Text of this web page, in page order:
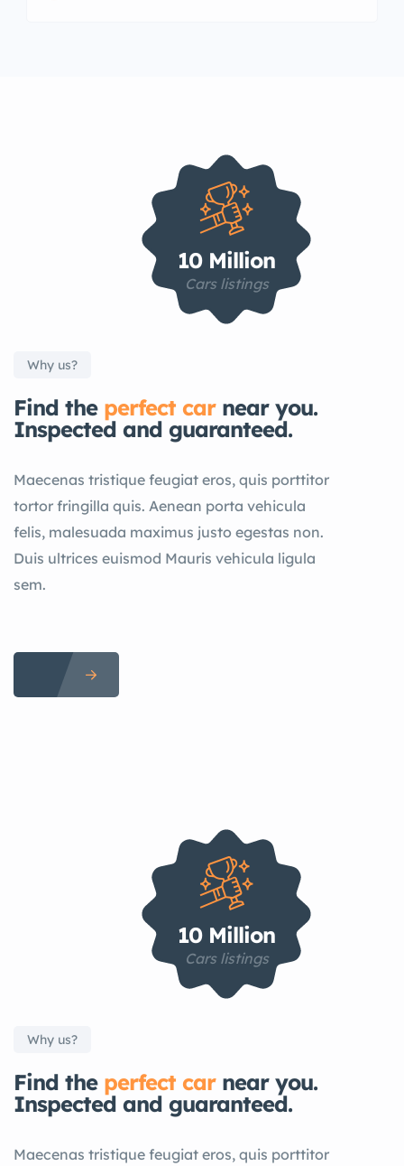
10 Million
Cars listings
Why us?
Find the perfect carnear you.
Inspected and guaranteed.
Maecenas tristique feugiat eros, quis porttitor
tortor fringilla quis. Aenean porta vehicula
felis, malesuada maximus justo egestas non.
Duis ultrices euismod Mauris vehicula ligula
sem.
10 Million
Cars listings
Why us?
Find the perfect carnear you.
Inspected and guaranteed.
Maecenas tristique feugiat eros, quis porttitor